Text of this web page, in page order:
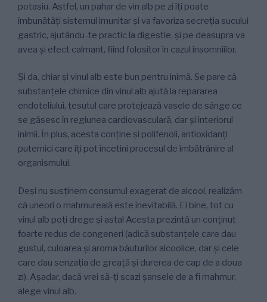
potasiu. Astfel, un pahar de vin alb pe zi îți poate
îmbunătăți sistemul imunitar și va favoriza secreția sucului
gastric, ajutându-te practic la digestie, și pe deasupra va
avea și efect calmant, fiind folositor în cazul insomniilor.
Și da, chiar și vinul alb este bun pentru inimă. Se pare că
substanțele chimice din vinul alb ajută la repararea
endoteliului, țesutul care protejează vasele de sânge ce
se găsesc în regiunea cardiovasculară, dar și interiorul
inimii. În plus, acesta conține și polifenoli, antioxidanți
puternici care îți pot încetini procesul de îmbătrânire al
organismului.
Deși nu susținem consumul exagerat de alcool, realizăm
că uneori o mahmureală este inevitabilă. Ei bine, tot cu
vinul alb poți drege și asta! Acesta prezintă un conținut
foarte redus de congeneri (adică substanțele care dau
gustul, culoarea și aroma băuturilor alcoolice, dar și cele
care dau senzația de greață și durerea de cap de a doua
zi). Așadar, dacă vrei să-ți scazi șansele de a fi mahmur,
alege vinul alb.